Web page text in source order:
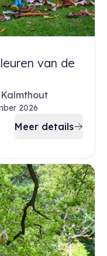
van de
2026
Meer details